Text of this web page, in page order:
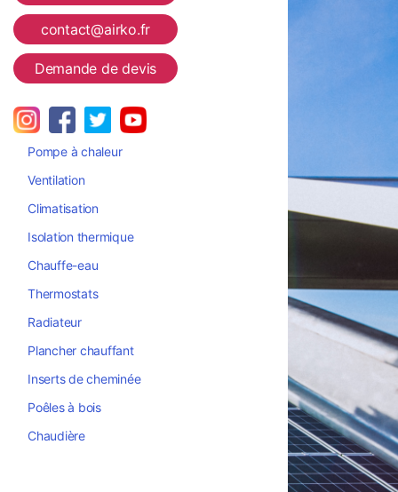
contact@airko.fr
Demande de devis
Pompe à chaleur
Ventilation
Climatisation
Isolation thermique
Chauffe-eau
Thermostats
Radiateur
Plancher chauffant
Inserts de cheminée
Poêles à bois
Chaudière